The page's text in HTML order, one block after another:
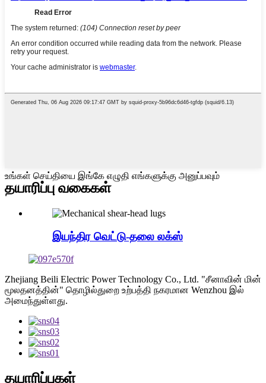
உங்கள் செய்தியை இங்கே எழுதி எங்களுக்கு அனுப்பவும்
தயாரிப்பு வகைகள்
இயந்திர வெட்டு-தலை லக்ஸ்
Zhejiang Beili Electric Power Technology Co., Ltd. "சீனாவின் மின்
மூலதனத்தின்" தொழில்துறை உற்பத்தி நகரமான Wenzhou இல்
அமைந்துள்ளது.
தயாரிப்புகள்